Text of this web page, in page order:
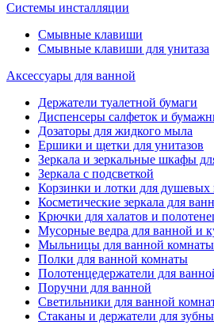
Системы инсталляции
Смывные клавиши
Смывные клавиши для унитаза
Аксессуары для ванной
Держатели туалетной бумаги
Диспенсеры салфеток и
Дозаторы для жидкого мыла
Ершики и щетки для унитазов
Зеркала и зеркальные шкафы
Зеркала с подсветкой
Корзинки и лотки для душевых
Косметические зеркала для
Крючки для халатов и
Мусорные ведра для ванной и
Мыльницы для ванной комнаты
Полки для ванной комнаты
Полотенцедержатели для
Поручни для ванной
Светильники для ванной
Стаканы и держатели для